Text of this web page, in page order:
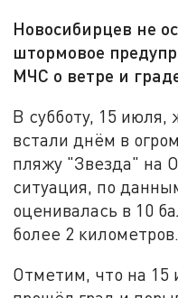
Новосибирцев не
штормовое
МЧС о ветре и
В субботу, 15 июля,
встали днём в
пляжу "Звезда" на
ситуация, по
оценивалась в 10
более 2 километров.
Отметим, что на 15